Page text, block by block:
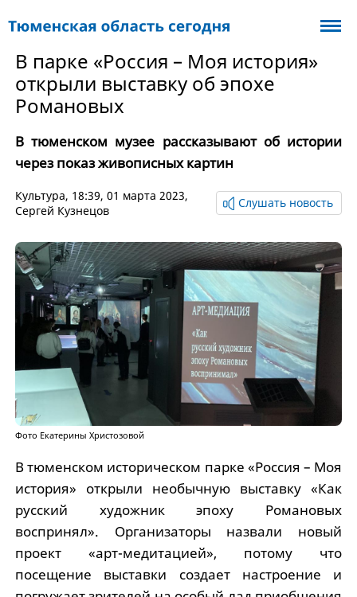
В парке «Россия – Моя история»
открыли выставку об эпохе
Романовых
В тюменском музее рассказывают об истории
через показ живописных картин
Культура, 18:39, 01 марта 2023,
Сергей Кузнецов
Слушать новость
Фото Екатерины Христозовой
В тюменском историческом парке «Россия – Моя
история» открыли необычную выставку «Как
русский художник эпоху Романовых
воспринял». Организаторы назвали новый
проект «арт-медитацией», потому что
посещение выставки создает настроение и